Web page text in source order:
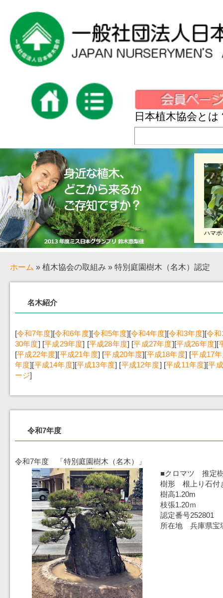
日本植木協会とは
ハマ
ホーム » 植木協会の取組み » 特別庭園樹木（名木）認定
名木紹介
[令和7年度][令和6年度][令和5年度][令和4年度][令和3年度][令
30年度] [平成29年度] [平成28年度] [平成27年度][平成26年度][
[平成22年度][平成21年度] [平成20年度][平成18年度] [平成17
年度][平成14年度][平成13年度] [平成12年度] [平成11年度][平
ージ]
令和7年度
令和7年度 「特別庭園樹木（名木）」
■クロマツ 推定
樹形 根上り石付
樹高1.20m
枝張1.20ｍ
認定番号252801
所在地 兵庫県宝